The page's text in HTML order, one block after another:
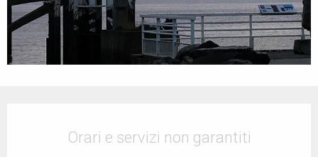
Orari e servizi non garantiti